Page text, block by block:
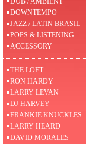
DOWNTEMPO
JAZZ / LATIN BRASIL
POPS & LISTENING
ACCESSORY
THE LOFT
RON HARDY
LARRY LEVAN
DJ HARVEY
FRANKIE KNUCKLES
LARRY HEARD
DAVID MORALES